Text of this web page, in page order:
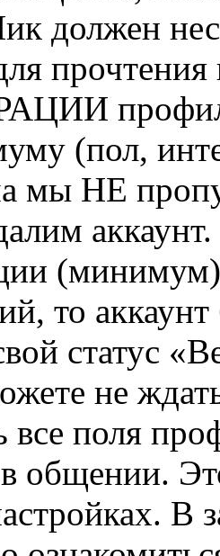
должен
профиль
(пол,
мы НЕ
то
статус
не
все поля
общении.
В